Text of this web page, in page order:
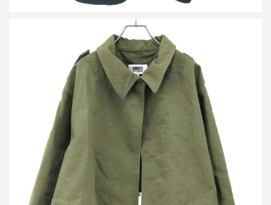
エムエムシックス メゾン マルジェラ 23AW クロップドジャケッ
ト コート S52AM0249 S78077
買取金額16,250円
詳しく見る